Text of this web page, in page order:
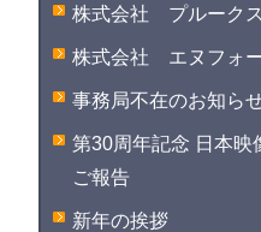
株式会社 プルークス
株式会社 エヌフォ
事務局不在のお知ら
第30周年記念 日本映
ご報告
新年の挨拶